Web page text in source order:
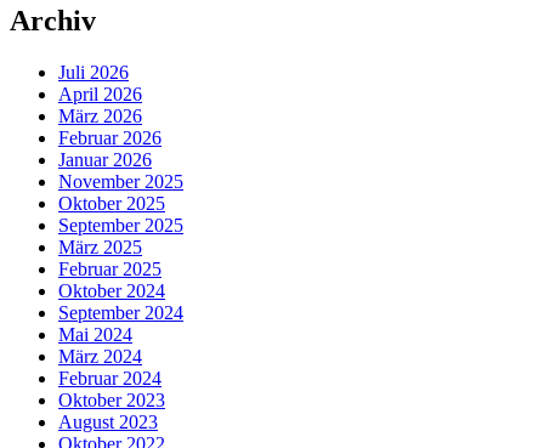
Archiv
Juli 2026
April 2026
März 2026
Februar 2026
Januar 2026
November 2025
Oktober 2025
September 2025
März 2025
Februar 2025
Oktober 2024
September 2024
Mai 2024
März 2024
Februar 2024
Oktober 2023
August 2023
Oktober 2022